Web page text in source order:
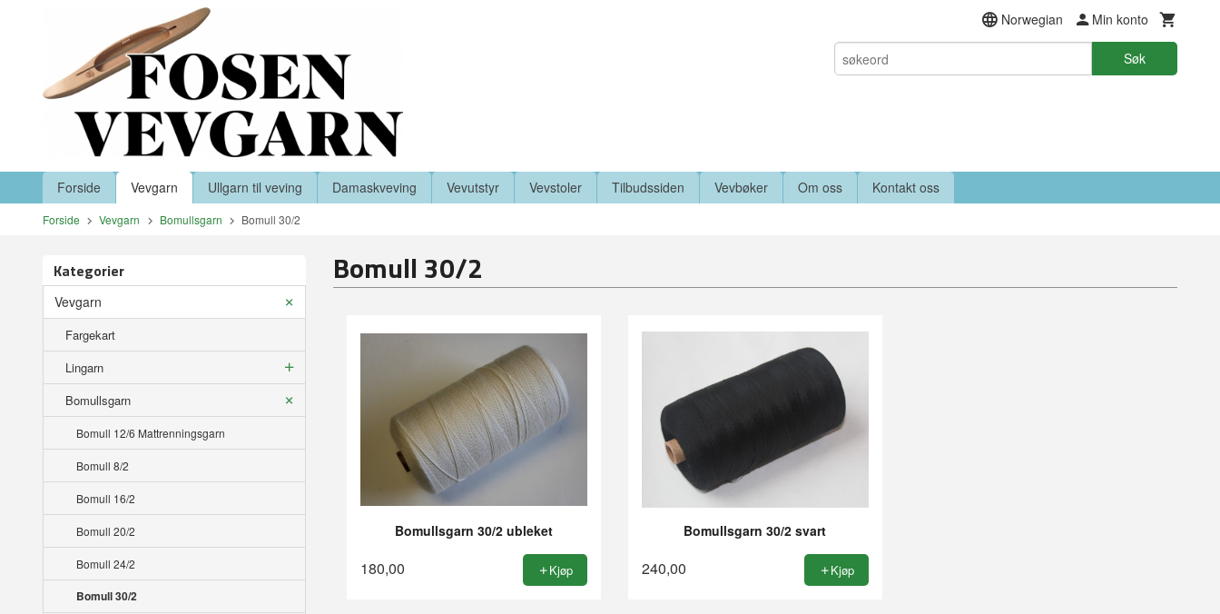
Norwegian Min konto
Søk
Produkter
Forside Vevgarn Ullgarn til veving Damaskveving Vevutstyr Vevstoler Tilbudssiden Vevbøker Om oss Kontakt oss
Forside Vevgarn Bomullsgarn Bomull 30/2
Kategorier
Vevgarn
Fargekart
Lingarn
Bomullsgarn
Bomull 12/6 Mattrenningsgarn
Bomull 8/2
Bomull 16/2
Bomull 20/2
Bomull 24/2
Bomull 30/2
Bomull 30/2
Bomullsgarn 30/2 ubleket
180,00 Kjøp
Bomullsgarn 30/2 svart
240,00 Kjøp